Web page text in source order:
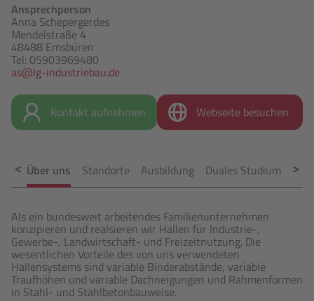
Ansprechperson
Anna Schepergerdes
Mendelstraße 4
48488 Emsbüren
Tel: 05903969480
as@lg-industriebau.de
Kontakt aufnehmen Webseite besuchen
Über uns Standorte Ausbildung Duales Studium
Als ein bundesweit arbeitendes Familienunternehmen
konzipieren und realsieren wir Hallen für Industrie-,
Gewerbe-, Landwirtschaft- und Freizeitnutzung. Die
wesentlichen Vorteile des von uns verwendeten
Hallensystems sind variable Binderabstände, variable
Traufhöhen und variable Dachneigungen und Rahmenformen
in Stahl- und Stahlbetonbauweise.